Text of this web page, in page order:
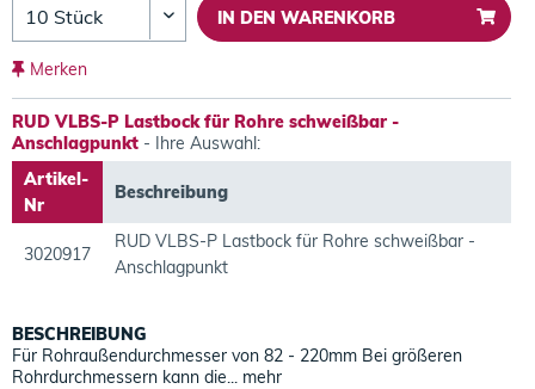
IN DEN WARENKORB
Merken
RUD VLBS-P Lastbock für Rohre schweißbar -
Anschlagpunkt - Ihre Auswahl:
Artikel-
Nr
Beschreibung
3020917
RUD VLBS-P Lastbock für Rohre schweißbar -
Anschlagpunkt
BESCHREIBUNG
Für Rohraußendurchmesser von 82 - 220mm Bei größeren
Rohrdurchmessern kann die... mehr